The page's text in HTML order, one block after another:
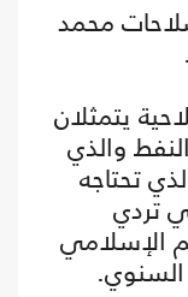
محمد
يتمثلان
والذي
تحتاجه
تردي
الإسلامي